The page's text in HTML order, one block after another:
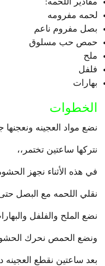
لحمه مفرومه
بصل مفروم ناعم
حمص حب مسلوق
ملح
فلفل
بهارات
الخطوات
نضع مواد العجينه ونعجنها
نتركها ساعتين تختمر،،
في هذه الأثناء نجهز
نقلي اللحمه مع البصل حتى
نضع الملح والفلفل
ونضع الحمص نحرك الحشوه
بعد ساعتين نقطع العجينه